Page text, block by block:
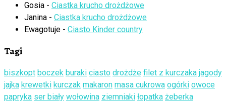
Gosia - Ciastka krucho drożdżowe
Janina - Ciastka krucho drożdżowe
Ewagotuje - Ciasto Kinder country
Tagi
biszkopt boczek buraki ciasto drożdże filet z kurczaka jagody
jajka krewetki kurczak makaron masa cukrowa ogórki owoce
papryka ser biały wołowina ziemniaki łopatka żeberka